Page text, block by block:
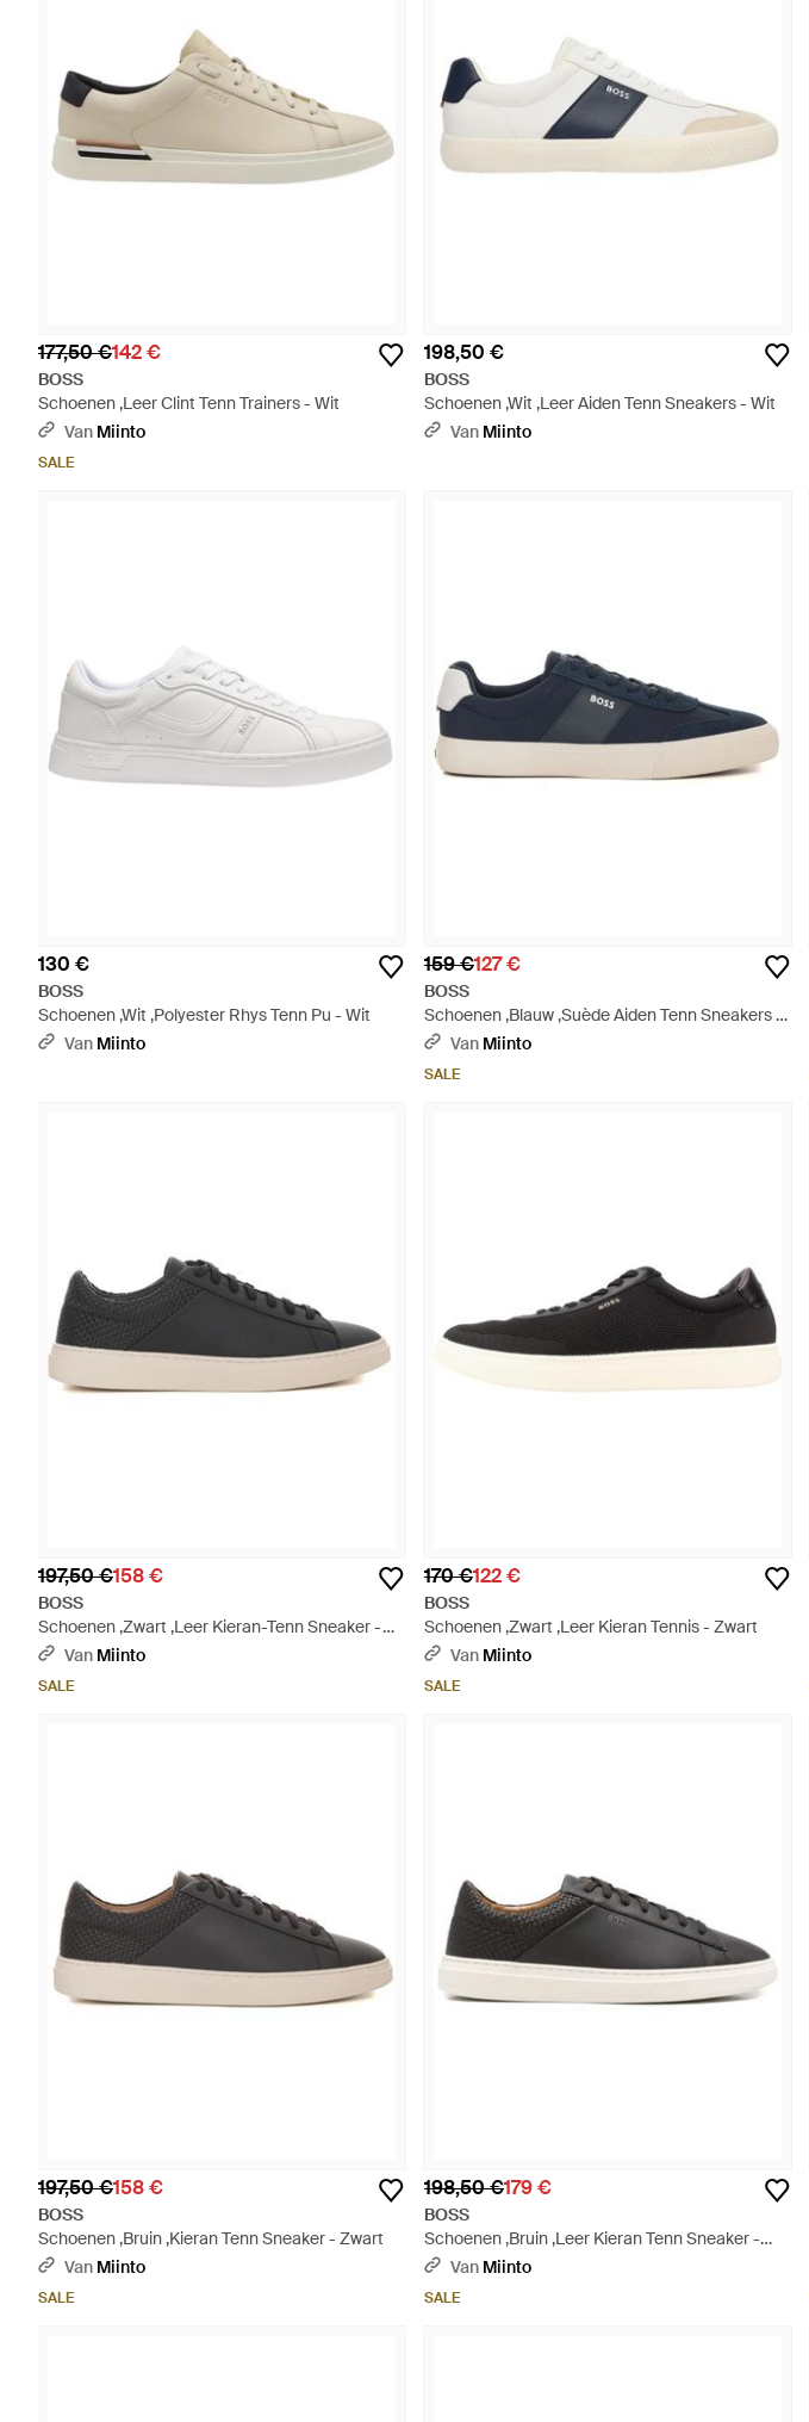
177,50 €142 €
BOSS
Schoenen ,Leer Clint Tenn Trainers - Wit
Van Miinto
SALE
198,50 €
BOSS
Schoenen ,Wit ,Leer Aiden Tenn Sneakers - Wit
Van Miinto
130 €
BOSS
Schoenen ,Wit ,Polyester Rhys Tenn Pu - Wit
Van Miinto
159 €127 €
BOSS
Schoenen ,Blauw ,Suède Aiden Tenn Sneakers -
Blauw
Van Miinto
SALE
197,50 €158 €
BOSS
Schoenen ,Zwart ,Leer Kieran-Tenn Sneaker -
Zwart
Van Miinto
SALE
170 €122 €
BOSS
Schoenen ,Zwart ,Leer Kieran Tennis - Zwart
Van Miinto
SALE
197,50 €158 €
BOSS
Schoenen ,Bruin ,Kieran Tenn Sneaker - Zwart
Van Miinto
SALE
198,50 €179 €
BOSS
Schoenen ,Bruin ,Leer Kieran Tenn Sneaker -
Zwart
Van Miinto
SALE